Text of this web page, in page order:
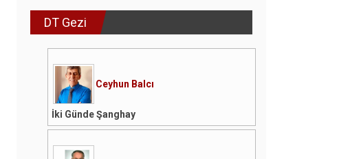
DT Gezi
Ceyhun Balcı
İki Günde Şanghay